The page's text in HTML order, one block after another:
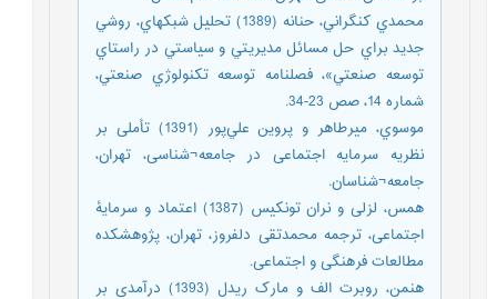
محمدي كنگراني، حنانه (1389) تحليل شبكهاي، روشي
جديد براي حل مسائل مديريتي و سياستي در راستاي
توسعه صنعتي»، فصلنامه توسعه تكنولوژي صنعتي،
شماره 14، صص 23-34.
موسوي، ميرطاهر و پروین علي‌پور (1391) تأملی بر
نظریه سرمایه اجتماعی در جامعه¬شناسی، تهران،
جامعه¬شناسان.
همس، لزلی و نران تونکیس (1387) اعتماد و سرمایۀ
اجتماعی، ترجمه محمدتقی دلفروز، تهران، پژوهشکده
مطالعات فرهنگی و اجتماعی.
هنمن، روبرت الف و مارک ریدل (1393) درآمدی بر